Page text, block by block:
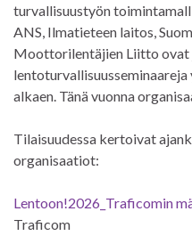
turvallisuustyön
ANS, Ilmatieteen laitos,
Moottorilentäjien Liitto ovat
alkaen. Tänä vuonna
Tilaisuudessa kertoivat
organisaatiot:
Lentoon!2026_Traficomin
Traficom